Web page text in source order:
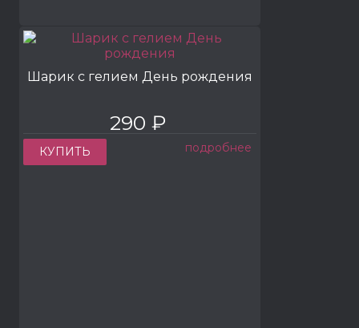
Шарик с гелием День рождения
290 ₽
КУПИТЬ подробнее